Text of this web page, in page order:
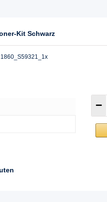
Kit Schwarz